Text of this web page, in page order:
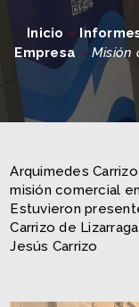
Inicio »
Empresa » Misión
Arquimedes
misión comercial
Estuvieron
Carrizo de
Jesús Carrizo